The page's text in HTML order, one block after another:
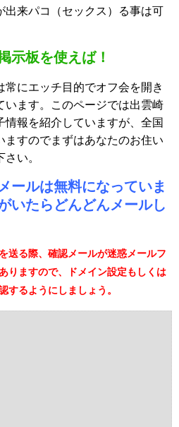
出来パコ（セックス）る事は可
示板を使えば！
常にエッチ目的でオフ会を開き
います。このページでは出雲崎
報を紹介していますが、全国
ますのでまずはあなたのお住い
い。
ールは無料になっていま
いたらどんどんメールし
送る際、確認メールが迷惑メールフ
りますので、ドメイン設定もしくは
するようにしましょう。